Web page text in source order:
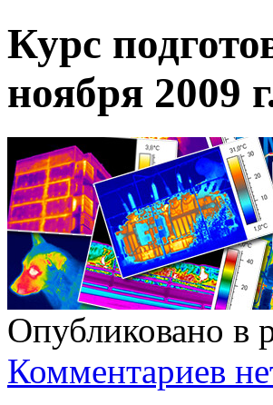
Курс
ноября 2009
Опубликовано в
Комментариев